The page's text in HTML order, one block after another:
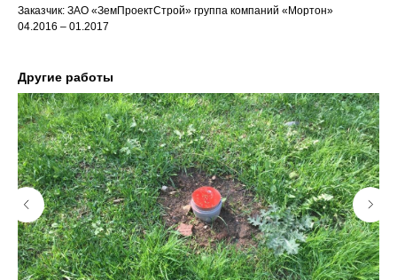
Заказчик: ЗАО «ЗемПроектСтрой» группа компаний «Мортон»
04.2016 – 01.2017
Другие работы